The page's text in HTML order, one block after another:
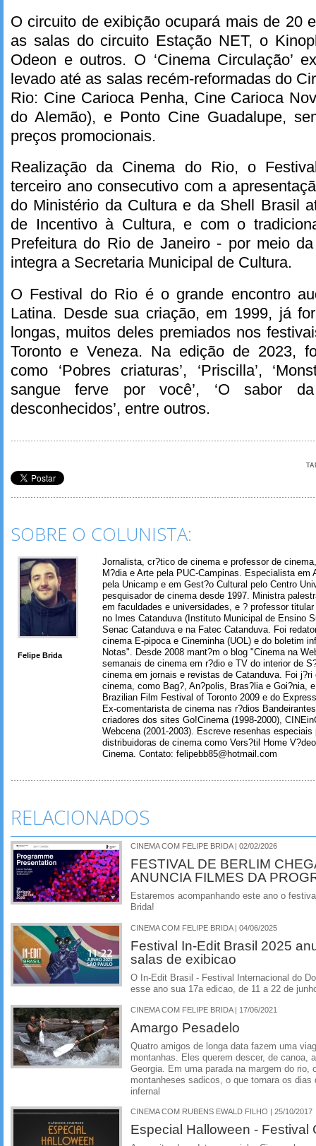
O circuito de exibição ocupará mais de 20
as salas do circuito Estação NET, o
Odeon e outros. O ‘Cinema Circulação’
levado até as salas recém-reformadas do
Rio: Cine Carioca Penha, Cine Carioca
do Alemão), e Ponto Cine Guadalupe,
preços promocionais.
Realização da Cinema do Rio, o
terceiro ano consecutivo com a
do Ministério da Cultura e da Shell Brasil
de Incentivo à Cultura, e com o
Prefeitura do Rio de Janeiro - por meio
integra a Secretaria Municipal de Cultura.
O Festival do Rio é o grande encontro
Latina. Desde sua criação, em 1999, já
longas, muitos deles premiados nos
Toronto e Veneza. Na edição de 2023,
como ‘Pobres criaturas’, ‘Priscilla’,
sangue ferve por você’, ‘O sabor da
desconhecidos’, entre outros.
SOBRE O COLUNISTA:
Felipe Brida
Jornalista, cr?tico de cinema e professor de
M?dia e Arte pela PUC-Campinas. Especialista em
pela Unicamp e em Gest?o Cultural pelo Centro
pesquisador de cinema desde 1997. Ministra
em faculdades e universidades, e ? professor
no Imes Catanduva (Instituto Municipal de Ensino
Senac Catanduva e na Fatec Catanduva. Foi
cinema E-pipoca e Cineminha (UOL) e do boletim
Notas". Desde 2008 mant?m o blog "Cinema na
semanais de cinema em r?dio e TV do interior de
cinema em jornais e revistas de Catanduva. Foi
cinema, como Bag?, An?polis, Bras?lia e Goi?nia,
Brazilian Film Festival of Toronto 2009 e do
Ex-comentarista de cinema nas r?dios
criadores dos sites Go!Cinema (1998-2000),
Webcena (2001-2003). Escreve resenhas especiais
distribuidoras de cinema como Vers?til Home
Cinema. Contato: felipebb85@hotmail.com
RELACIONADOS
CINEMA COM FELIPE BRIDA | 02/02/2026
FESTIVAL DE BERLIM
ANUNCIA FILMES DA
Estaremos acompanhando este ano o
Brida!
CINEMA COM FELIPE BRIDA | 04/06/2025
Festival In-Edit Brasil 2025
salas de exibicao
O In-Edit Brasil - Festival Internacional do
esse ano sua 17a edicao, de 11 a 22 de
CINEMA COM FELIPE BRIDA | 17/06/2021
Amargo Pesadelo
Quatro amigos de longa data fazem uma
montanhas. Eles querem descer, de canoa,
Georgia. Em uma parada na margem do rio,
montanheses sadicos, o que tornara os
infernal
CINEMA COM RUBENS EWALD FILHO | 25/10/2017
Especial Halloween - Festival